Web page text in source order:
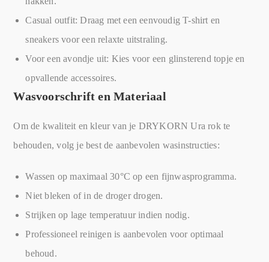
Casual outfit: Draag met een eenvoudig T-shirt en
sneakers voor een relaxte uitstraling.
Voor een avondje uit: Kies voor een glinsterend topje en
opvallende accessoires.
Wasvoorschrift en Materiaal
Om de kwaliteit en kleur van je DRYKORN Ura rok te
behouden, volg je best de aanbevolen wasinstructies:
Wassen op maximaal 30°C op een fijnwasprogramma.
Niet bleken of in de droger drogen.
Strijken op lage temperatuur indien nodig.
Professioneel reinigen is aanbevolen voor optimaal
behoud.